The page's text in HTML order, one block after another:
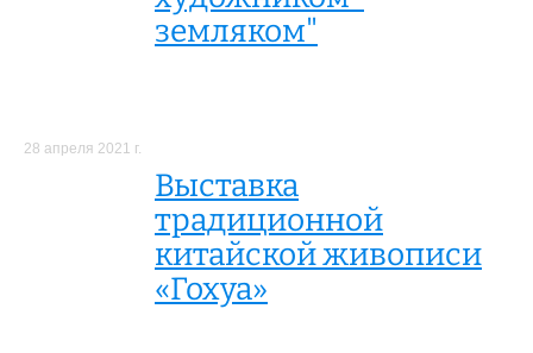
земляком"
28 апреля 2021 г.
Выставка
традиционной
китайской живописи
«Гохуа»